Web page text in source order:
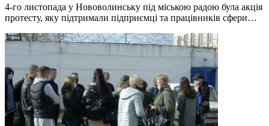
4-го листопада у Нововолинську під міською радою була акція
протесту, яку підтримали підприємці та працівників сфери…